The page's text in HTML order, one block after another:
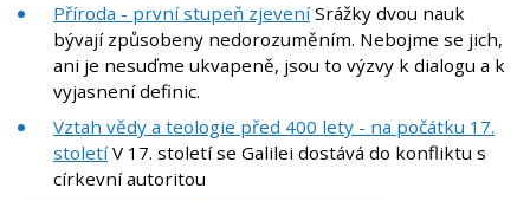
Příroda - první stupeň zjeveníSrážky dvou nauk
bývají způsobeny nedorozuměním. Nebojme se jich,
ani je nesuďme ukvapeně, jsou to výzvy k dialogu a k
vyjasnení definic.
Vztah vědy a teologie před 400 lety - na počátku 17.
stoletíV 17. století se Galilei dostává do konfliktu s
církevní autoritou